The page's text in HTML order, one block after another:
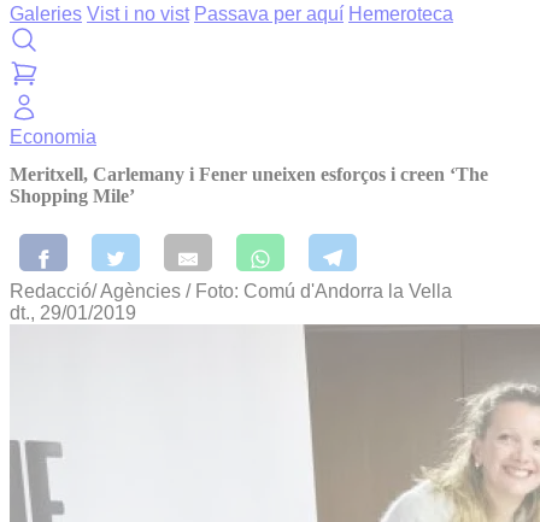
Galeries Vist i no vist Passava per aquí Hemeroteca
Economia
Meritxell, Carlemany i Fener uneixen esforços i creen ‘The
Shopping Mile’
Redacció/ Agències / Foto: Comú d'Andorra la Vella
dt., 29/01/2019